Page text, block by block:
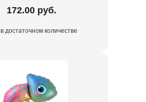
172.00 руб.
в достаточном количестве